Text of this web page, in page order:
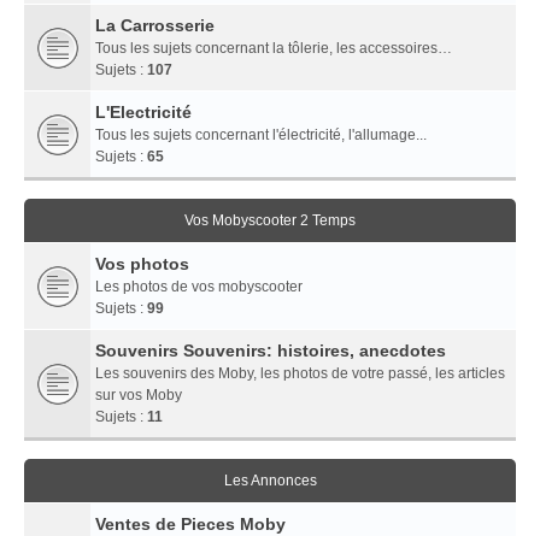
La Carrosserie
Tous les sujets concernant la tôlerie, les accessoires…
Sujets : 107
L'Electricité
Tous les sujets concernant l'électricité, l'allumage...
Sujets : 65
Vos Mobyscooter 2 Temps
Vos photos
Les photos de vos mobyscooter
Sujets : 99
Souvenirs Souvenirs: histoires, anecdotes
Les souvenirs des Moby, les photos de votre passé, les articles
sur vos Moby
Sujets : 11
Les Annonces
Ventes de Pieces Moby